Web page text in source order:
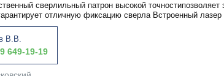
сверлильный патрон высокой
отличную фиксацию сверла Встроенный
В.В.
649-19-19